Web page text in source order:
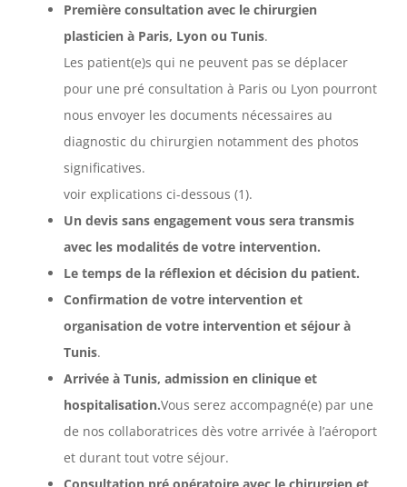
Première consultation avec le chirurgien
plasticien à Paris, Lyon ou Tunis.
Les patient(e)s qui ne peuvent pas se déplacer
pour une pré consultation à Paris ou Lyon pourront
nous envoyer les documents nécessaires au
diagnostic du chirurgien notamment des photos
significatives.
voir explications ci-dessous (1).
Un devis sans engagement vous sera transmis
avec les modalités de votre intervention.
Le temps de la réflexion et décision du patient.
Confirmation de votre intervention et
organisation de votre intervention et séjour à
Tunis.
Arrivée à Tunis, admission en clinique et
hospitalisation.Vous serez accompagné(e) par une
de nos collaboratrices dès votre arrivée à l’aéroport
et durant tout votre séjour.